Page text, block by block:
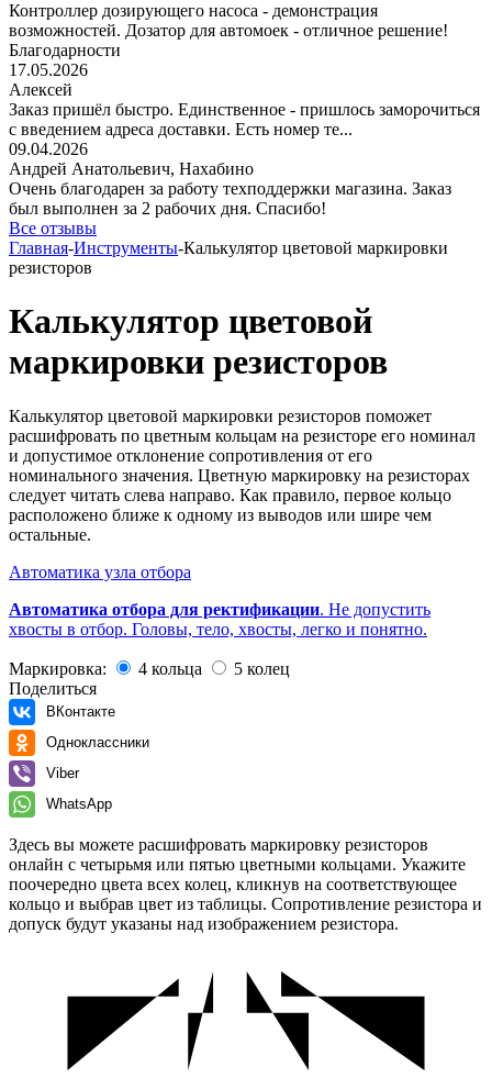
Контроллер дозирующего насоса - демонстрация
возможностей. Дозатор для автомоек - отличное решение!
Благодарности
17.05.2026
Алексей
Заказ пришёл быстро. Единственное - пришлось заморочиться
с введением адреса доставки. Есть номер те...
09.04.2026
Андрей Анатольевич, Нахабино
Очень благодарен за работу техподдержки магазина. Заказ
был выполнен за 2 рабочих дня. Спасибо!
Все отзывы
Главная-Инструменты-Калькулятор цветовой маркировки
резисторов
Калькулятор цветовой
маркировки резисторов
Калькулятор цветовой маркировки резисторов поможет
расшифровать по цветным кольцам на резисторе его номинал
и допустимое отклонение сопротивления от его
номинального значения. Цветную маркировку на резисторах
следует читать слева направо. Как правило, первое кольцо
расположено ближе к одному из выводов или шире чем
остальные.
Автоматика узла отбора
Автоматика отбора для ректификации. Не допустить
хвосты в отбор. Головы, тело, хвосты, легко и понятно.
Маркировка: 4 кольца
5 колец
Поделиться
ВКонтакте
Одноклассники
Viber
WhatsApp
Здесь вы можете расшифровать маркировку резисторов
онлайн с четырьмя или пятью цветными кольцами. Укажите
поочередно цвета всех колец, кликнув на соответствующее
кольцо и выбрав цвет из таблицы. Сопротивление резистора и
допуск будут указаны над изображением резистора.